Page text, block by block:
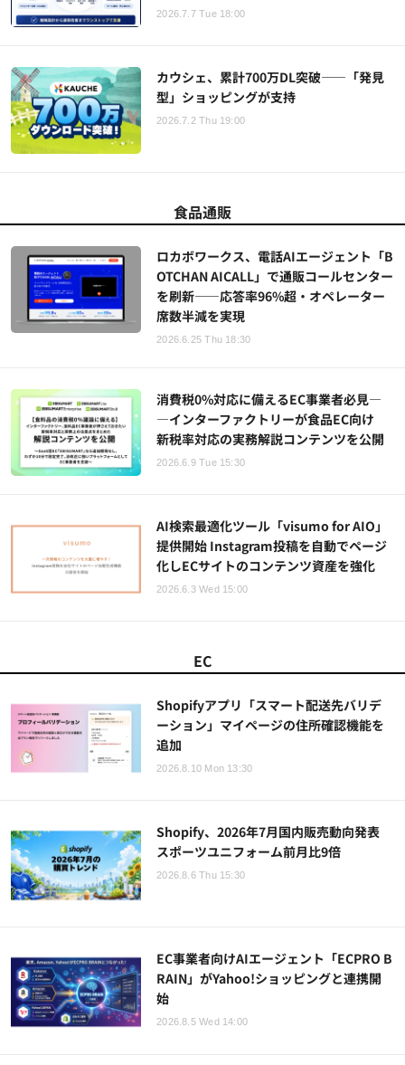
2026.7.7 Tue 18:00
カウシェ、累計700万DL突破——「発見
型」ショッピングが支持
2026.7.2 Thu 19:00
食品通販
ロカボワークス、電話AIエージェント「B
OTCHAN AICALL」で通販コールセンター
を刷新——応答率96%超・オペレーター
席数半減を実現
2026.6.25 Thu 18:30
消費税0%対応に備えるEC事業者必見―
―インターファクトリーが食品EC向け
新税率対応の実務解説コンテンツを公開
2026.6.9 Tue 15:30
AI検索最適化ツール「visumo for AIO」
提供開始 Instagram投稿を自動でページ
化しECサイトのコンテンツ資産を強化
2026.6.3 Wed 15:00
EC
Shopifyアプリ「スマート配送先バリデ
ーション」マイページの住所確認機能を
追加
2026.8.10 Mon 13:30
Shopify、2026年7月国内販売動向発表
スポーツユニフォーム前月比9倍
2026.8.6 Thu 15:30
EC事業者向けAIエージェント「ECPRO B
RAIN」がYahoo!ショッピングと連携開
始
2026.8.5 Wed 14:00